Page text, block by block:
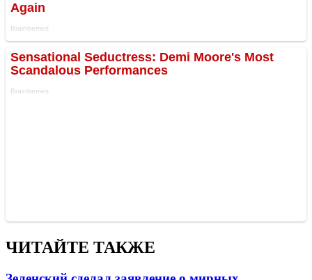
ЧИТАЙТЕ ТАКЖЕ